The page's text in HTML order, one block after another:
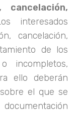
cancelación,
interesados
cancelación,
de los
incompletos,
ello deberán
el que se